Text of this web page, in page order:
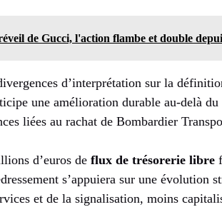
de Gucci, l'action flambe et double
d’interprétation sur la
une amélioration durable au-delà
liées au rachat de Bombardier
d’euros de flux de trésorerie libre
s’appuiera sur une évolution
et de la signalisation, moins